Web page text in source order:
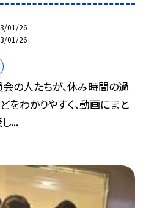
01/26
01/26
の人たちが、休み時間の過
をわかりやすく、動画にまと
...